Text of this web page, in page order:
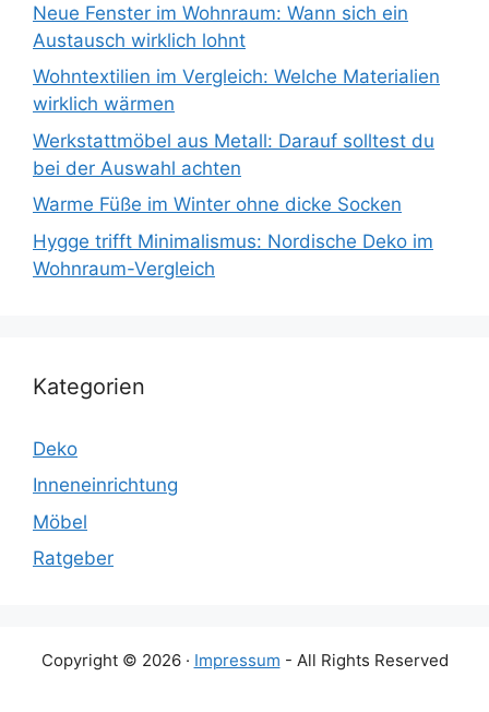
Neue Fenster im Wohnraum: Wann sich ein
Austausch wirklich lohnt
Wohntextilien im Vergleich: Welche Materialien
wirklich wärmen
Werkstattmöbel aus Metall: Darauf solltest du
bei der Auswahl achten
Warme Füße im Winter ohne dicke Socken
Hygge trifft Minimalismus: Nordische Deko im
Wohnraum-Vergleich
Kategorien
Deko
Inneneinrichtung
Möbel
Ratgeber
Copyright © 2026 · Impressum - All Rights Reserved